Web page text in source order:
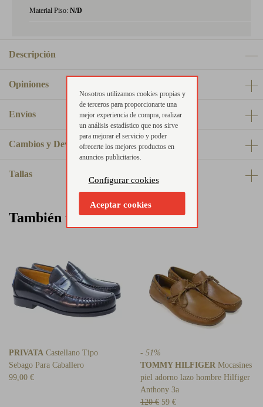
Material Piso: N/D
Descripción
Opiniones
Envíos
Cambios y Devoluciones
Tallas
También te puede interesar
PRIVATA Castellano Tipo
Sebago Para Caballero
99,00 €
- 51%
TOMMY HILFIGER Mocasines
piel adorno lazo hombre Hilfiger
Anthony 3a
120 € 59 €
Nosotros utilizamos cookies propias y
de terceros para proporcionarte una
mejor experiencia de compra, realizar
un análisis estadístico que nos sirve
para mejorar el servicio y poder
ofrecerte los mejores productos en
anuncios publicitarios.
Configurar cookies
Aceptar cookies